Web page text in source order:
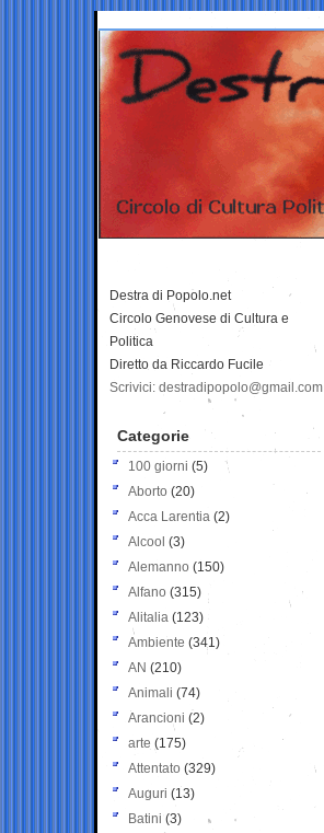
Destra di Popolo.net
Circolo Genovese di Cultura e
Politica
Diretto da Riccardo Fucile
Scrivici: destradipopolo@gmail.com
Categorie
100 giorni (5)
Aborto (20)
Acca Larentia (2)
Alcool (3)
Alemanno (150)
Alfano (315)
Alitalia (123)
Ambiente (341)
AN (210)
Animali (74)
Arancioni (2)
arte (175)
Attentato (329)
Auguri (13)
Batini (3)